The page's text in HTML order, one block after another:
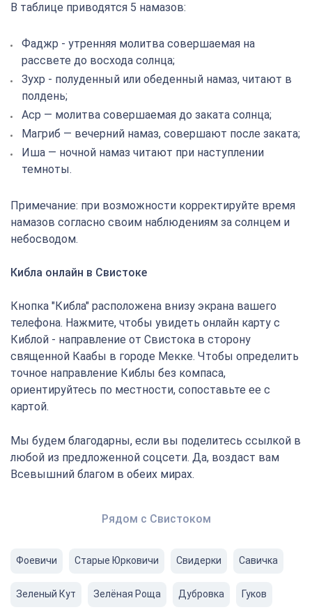
В таблице приводятся 5 намазов:
Фаджр - утренняя молитва совершаемая на
рассвете до восхода солнца;
Зухр - полуденный или обеденный намаз, читают в
полдень;
Аср — молитва совершаемая до заката солнца;
Магриб — вечерний намаз, совершают после заката;
Иша — ночной намаз читают при наступлении
темноты.
Примечание: при возможности корректируйте время
намазов согласно своим наблюдениям за солнцем и
небосводом.
Кибла онлайн в Свистоке
Кнопка "Кибла" расположена внизу экрана вашего
телефона. Нажмите, чтобы увидеть онлайн карту с
Киблой - направление от Свистока в сторону
священной Каабы в городе Мекке. Чтобы определить
точное направление Киблы без компаса,
ориентируйтесь по местности, сопоставьте ее с
картой.
Мы будем благодарны, если вы поделитесь ссылкой в
любой из предложенной соцсети. Да, воздаст вам
Всевышний благом в обеих мирах.
Рядом с Свистоком
Фоевичи Старые Юрковичи Свидерки Савичка
Зеленый Кут Зелëная Роща Дубровка Гуков